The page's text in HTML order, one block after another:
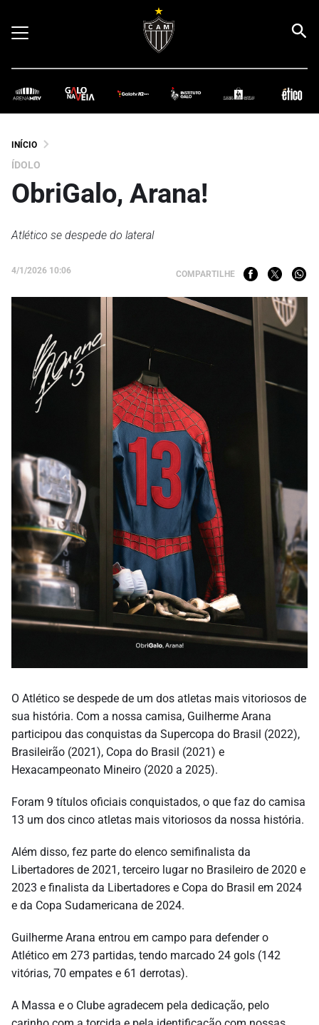
INÍCIO
ÍDOLO
ObriGalo, Arana!
Atlético se despede do lateral
4/1/2026 10:06 COMPARTILHE
O Atlético se despede de um dos atletas mais vitoriosos de
sua história. Com a nossa camisa, Guilherme Arana
participou das conquistas da Supercopa do Brasil (2022),
Brasileirão (2021), Copa do Brasil (2021) e
Hexacampeonato Mineiro (2020 a 2025).
Foram 9 títulos oficiais conquistados, o que faz do camisa
13 um dos cinco atletas mais vitoriosos da nossa história.
Além disso, fez parte do elenco semifinalista da
Libertadores de 2021, terceiro lugar no Brasileiro de 2020 e
2023 e finalista da Libertadores e Copa do Brasil em 2024
e da Copa Sudamericana de 2024.
Guilherme Arana entrou em campo para defender o
Atlético em 273 partidas, tendo marcado 24 gols (142
vitórias, 70 empates e 61 derrotas).
A Massa e o Clube agradecem pela dedicação, pelo